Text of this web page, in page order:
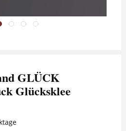
GLÜCK
Glücksklee